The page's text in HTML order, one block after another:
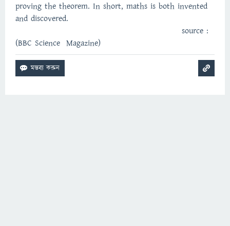
proving the theorem. In short, maths is both invented
and discovered.
source :
(BBC Science Magazine)